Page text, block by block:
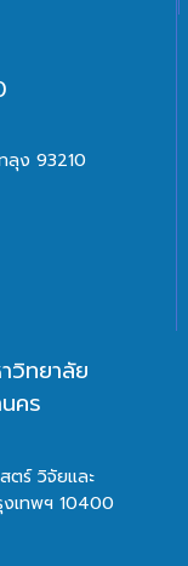
ลุง 93210
วิทยาลัย
คร
ตร์ วิจัยและ
งเทพฯ 10400